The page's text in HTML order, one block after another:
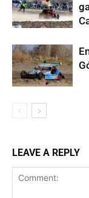
LEAVE A REPLY